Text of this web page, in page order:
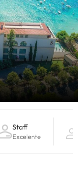
Staff
Excelente